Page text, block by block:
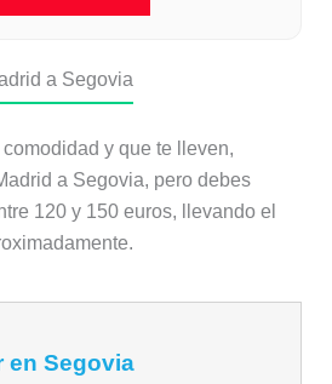
a Segovia
y que te lleven,
a Segovia, pero debes
120 y 150 euros, llevando el
en Segovia